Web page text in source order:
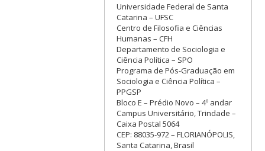
Universidade Federal de Santa
Catarina – UFSC
Centro de Filosofia e Ciências
Humanas – CFH
Departamento de Sociologia e
Ciência Política – SPO
Programa de Pós-Graduação em
Sociologia e Ciência Política –
PPGSP
Bloco E – Prédio Novo – 4º andar
Campus Universitário, Trindade –
Caixa Postal 5064
CEP: 88035-972 – FLORIANÓPOLIS,
Santa Catarina, Brasil